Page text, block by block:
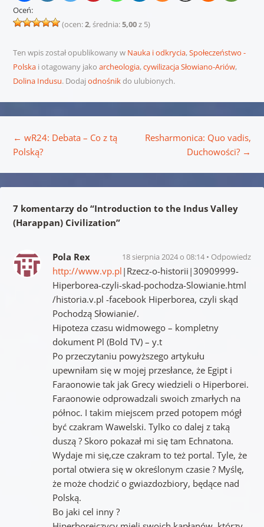
Oceń:
(ocen:2, średnia:5,00z 5)
Ten wpis został opublikowany w Nauka i odkrycia,Społeczeństwo -
Polskai otagowany jako archeologia,cywilizacja Słowiano-Ariów,
Dolina Indusu. Dodaj odnośnikdo ulubionych.
← wR24: Debata – Co z tą
Polską?
Resharmonica: Quo vadis,
Duchowości? →
7 komentarzy do “Introduction to the Indus Valley
(Harappan) Civilization”
Pola Rex 18 sierpnia 2024 o 08:14 Odpowiedz
http://www.vp.pl |Rzecz-o-historii|30909999-
Hiperborea-czyli-skad-pochodza-Slowianie.html
/historia.v.pl -facebook Hiperborea, czyli skąd
Pochodzą Słowianie/.
Hipoteza czasu widmowego – kompletny
dokument Pl (Bold TV) – y.t
Po przeczytaniu powyższego artykułu
upewniłam się w mojej przesłance, że Egipt i
Faraonowie tak jak Grecy wiedzieli o Hiperborei.
Faraonowie odprowadzali swoich zmarłych na
północ. I takim miejscem przed potopem mógł
być czakram Wawelski. Tylko co dalej z taką
duszą ? Skoro pokazał mi się tam Echnatona.
Wydaje mi się,cze czakram to też portal. Tyle, że
portal otwiera się w określonym czasie ? Myślę,
że może chodzić o gwiazdozbiory, będące nad
Polską.
Bo jaki cel inny ?